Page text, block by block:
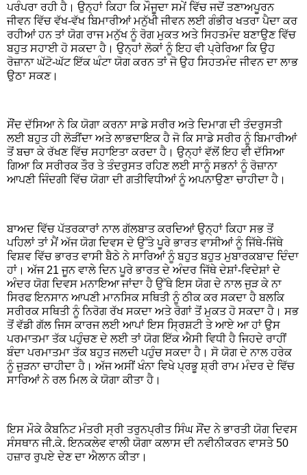
ਪਰੰਪਰਾ ਰਹੀ ਹੈ। ਉਨ੍ਹਾਂ ਕਿਹਾ ਕਿ ਮੌਜੂਦਾ ਸਮੇਂ ਵਿੱਚ ਜਦੋਂ ਤਣਾਅਪੂਰਨ
ਜੀਵਨ ਵਿੱਚ ਵੱਖ-ਵੱਖ ਬਿਮਾਰੀਆਂ ਮਨੁੱਖੀ ਜੀਵਨ ਲਈ ਗੰਭੀਰ ਖਤਰਾ ਪੈਦਾ ਕਰ
ਰਹੀਆਂ ਹਨ ਤਾਂ ਯੋਗ ਰਾਜ ਮਨੁੱਖ ਨੂੰ ਰੋਗ ਮੁਕਤ ਅਤੇ ਸਿਹਤਮੰਦ ਬਣਾਉਣ ਵਿੱਚ
ਬਹੁਤ ਸਹਾਈ ਹੋ ਸਕਦਾ ਹੈ। ਉਨ੍ਹਾਂ ਲੋਕਾਂ ਨੂੰ ਇਹ ਵੀ ਪ੍ਰੇਰਿਆ ਕਿ ਉਹ
ਰੋਜ਼ਾਨਾ ਘੱਟੋ-ਘੱਟ ਇੱਕ ਘੰਟਾ ਯੋਗ ਕਰਨ ਤਾਂ ਜੋ ਉਹ ਸਿਹਤਮੰਦ ਜੀਵਨ ਦਾ ਲਾਭ
ਉਠਾ ਸਕਣ।
ਸੌਂਦ ਦੱਸਿਆ ਨੇ ਕਿ ਯੋਗਾ ਕਰਨਾ ਸਾਡੇ ਸਰੀਰ ਅਤੇ ਦਿਮਾਗ ਦੀ ਤੰਦਰੁਸਤੀ
ਲਈ ਬਹੁਤ ਹੀ ਲੋੜੀਂਦਾ ਅਤੇ ਲਾਭਦਾਇਕ ਹੈ ਜੋ ਕਿ ਸਾਡੇ ਸਰੀਰ ਨੂੰ ਬਿਮਾਰੀਆਂ
ਤੋਂ ਬਚਾ ਕੇ ਰੱਖਣ ਵਿੱਚ ਸਹਾਇਤਾ ਕਰਦਾ ਹੈ। ਉਨ੍ਹਾਂ ਵੱਲੋਂ ਇਹ ਵੀ ਦੱਸਿਆ
ਗਿਆ ਕਿ ਸਰੀਰਕ ਤੌਰ ਤੇ ਤੰਦਰੁਸਤ ਰਹਿਣ ਲਈ ਸਾਨੂੰ ਸਭਨਾਂ ਨੂੰ ਰੋਜ਼ਾਨਾ
ਆਪਣੀ ਜਿੰਦਗੀ ਵਿੱਚ ਯੋਗਾ ਦੀ ਗਤੀਵਿਧੀਆਂ ਨੂੰ ਅਪਨਾਉਣਾ ਚਾਹੀਦਾ ਹੈ।
ਬਾਅਦ ਵਿੱਚ ਪੱਤਰਕਾਰਾਂ ਨਾਲ ਗੱਲਬਾਤ ਕਰਦਿਆਂ ਉਨ੍ਹਾਂ ਕਿਹਾ ਸਭ ਤੋਂ
ਪਹਿਲਾਂ ਤਾਂ ਮੈਂ ਅੱਜ ਯੋਗ ਦਿਵਸ ਦੇ ਉੱਤੇ ਪੂਰੇ ਭਾਰਤ ਵਾਸੀਆਂ ਨੂੰ ਜਿੱਥੇ-ਜਿੱਥੇ
ਵਿਸ਼ਵ ਵਿੱਚ ਭਾਰਤ ਵਾਸੀ ਬੈਠੇ ਨੇ ਸਾਰਿਆਂ ਨੂੰ ਬਹੁਤ ਬਹੁਤ ਮੁਬਾਰਕਬਾਦ ਦਿੰਦਾ
ਹਾਂ। ਅੱਜ 21 ਜੂਨ ਵਾਲੇ ਦਿਨ ਪੂਰੇ ਭਾਰਤ ਦੇ ਅੰਦਰ ਜਿੱਥੇ ਦੇਸ਼ਾਂ-ਵਿਦੇਸ਼ਾਂ ਦੇ
ਅੰਦਰ ਯੋਗ ਦਿਵਸ ਮਨਾਇਆ ਜਾਂਦਾ ਹੈ ਉੱਥੇ ਇਸ ਯੋਗ ਦੇ ਨਾਲ ਜੁੜ ਕੇ ਨਾ
ਸਿਰਫ ਇਨਸਾਨ ਆਪਣੀ ਮਾਨਸਿਕ ਸਥਿਤੀ ਨੂੰ ਠੀਕ ਕਰ ਸਕਦਾ ਹੈ ਬਲਕਿ
ਸਰੀਰਕ ਸਥਿਤੀ ਨੂੰ ਨਿਰੋਗ ਰੱਖ ਸਕਦਾ ਅਤੇ ਰੋਗਾਂ ਤੋਂ ਮੁਕਤ ਹੋ ਸਕਦਾ ਹੈ। ਸਭ
ਤੋਂ ਵੱਡੀ ਗੱਲ ਜਿਸ ਕਾਰਜ ਲਈ ਆਪਾਂ ਇਸ ਸ੍ਰਿਸ਼ਟੀ ਤੇ ਆਏ ਆ ਹਾਂ ਉਸ
ਪਰਮਾਤਮਾ ਤੱਕ ਪਹੁੰਚਣ ਦੇ ਲਈ ਤਾਂ ਯੋਗ ਇੱਕ ਐਸੀ ਵਿਧੀ ਹੈ ਜਿਹਦੇ ਰਾਹੀਂ
ਬੰਦਾ ਪਰਮਾਤਮਾ ਤੱਕ ਬਹੁਤ ਜਲਦੀ ਪਹੁੰਚ ਸਕਦਾ ਹੈ। ਸੋ ਯੋਗ ਦੇ ਨਾਲ ਹਰੇਕ
ਨੂੰ ਜੁੜਨਾ ਚਾਹੀਦਾ ਹੈ। ਅੱਜ ਅਸੀਂ ਖੰਨਾ ਵਿਖੇ ਪ੍ਰਭੂ ਸ਼੍ਰੀ ਰਾਮ ਮੰਦਰ ਦੇ ਵਿੱਚ
ਸਾਰਿਆਂ ਨੇ ਰਲ ਮਿਲ ਕੇ ਯੋਗਾ ਕੀਤਾ ਹੈ।
ਇਸ ਮੌਕੇ ਕੈਬਨਿਟ ਮੰਤਰੀ ਸ੍ਰੀ ਤਰੁਨਪ੍ਰੀਤ ਸਿੰਘ ਸੌਂਦ ਨੇ ਭਾਰਤੀ ਯੋਗ ਦਿਵਸ
ਸੰਸਥਾਨ ਜੀ.ਕੇ. ਇਨਕਲੇਵ ਵਾਲੀ ਯੋਗਾ ਕਲਾਸ ਦੀ ਨਵੀਨੀਕਰਨ ਵਾਸਤੇ 50
ਹਜ਼ਾਰ ਰੁਪਏ ਦੇਣ ਦਾ ਐਲਾਨ ਕੀਤਾ।